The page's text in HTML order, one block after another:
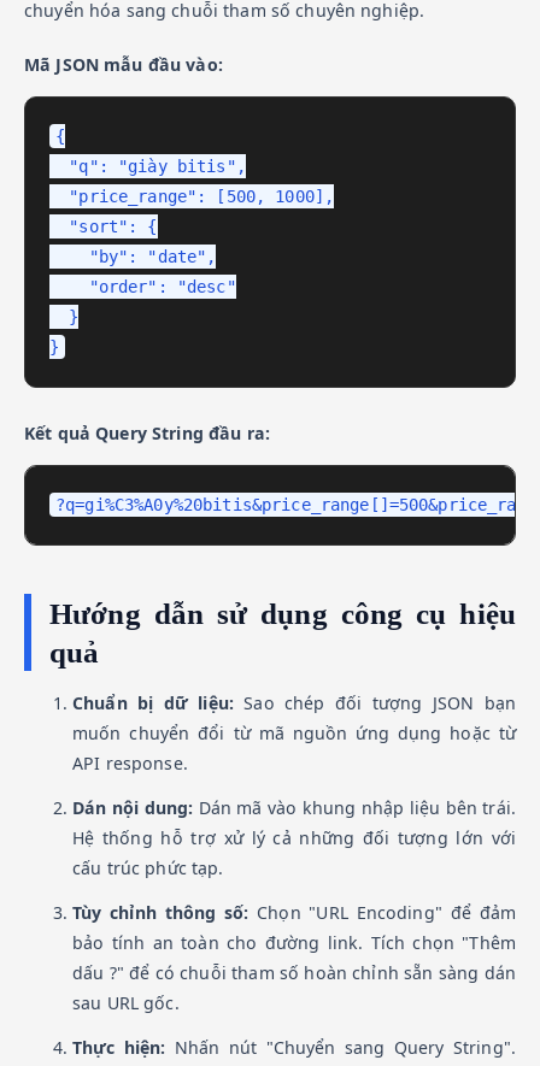
chuyển hóa sang chuỗi tham số chuyên nghiệp.
Mã JSON mẫu đầu vào:
{
  "q": "giày bitis",
  "price_range": [500, 1000],
  "sort": {
    "by": "date",
    "order": "desc"
  }
}
Kết quả Query String đầu ra:
Hướng dẫn sử dụng công cụ hiệu
quả
Chuẩn bị dữ liệu: Sao chép đối tượng JSON bạn
muốn chuyển đổi từ mã nguồn ứng dụng hoặc từ
API response.
Dán nội dung: Dán mã vào khung nhập liệu bên trái.
Hệ thống hỗ trợ xử lý cả những đối tượng lớn với
cấu trúc phức tạp.
Tùy chỉnh thông số: Chọn "URL Encoding" để đảm
bảo tính an toàn cho đường link. Tích chọn "Thêm
dấu ?" để có chuỗi tham số hoàn chỉnh sẵn sàng dán
sau URL gốc.
Thực hiện: Nhấn nút "Chuyển sang Query String".